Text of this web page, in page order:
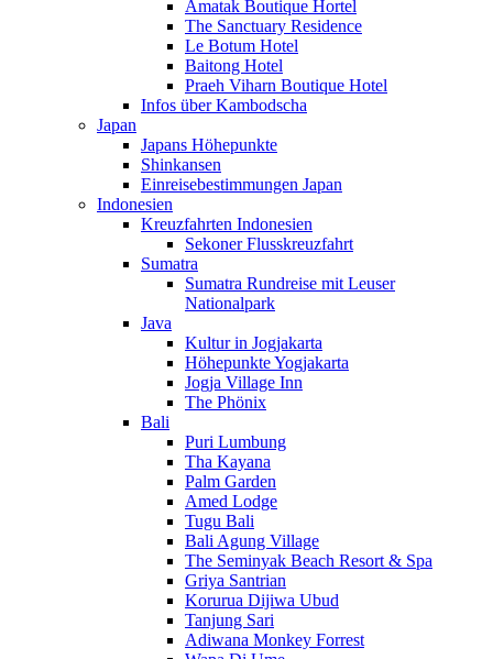
Amatak Boutique Hortel
The Sanctuary Residence
Le Botum Hotel
Baitong Hotel
Praeh Viharn Boutique Hotel
Infos über Kambodscha
Japan
Japans Höhepunkte
Shinkansen
Einreisebestimmungen Japan
Indonesien
Kreuzfahrten Indonesien
Sekoner Flusskreuzfahrt
Sumatra
Sumatra Rundreise mit Leuser
Nationalpark
Java
Kultur in Jogjakarta
Höhepunkte Yogjakarta
Jogja Village Inn
The Phönix
Bali
Puri Lumbung
Tha Kayana
Palm Garden
Amed Lodge
Tugu Bali
Bali Agung Village
The Seminyak Beach Resort & Spa
Griya Santrian
Korurua Dijiwa Ubud
Tanjung Sari
Adiwana Monkey Forrest